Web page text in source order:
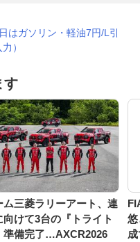
はガソリン・軽油7円/L引
）
す
ム三菱ラリーアート、連
向けて3台の『トライト
準備完了…AXCR2026
悠